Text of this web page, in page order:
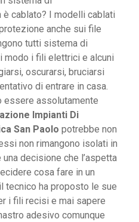
cablato? I modelli cablati
anche sui file
tutti sistema di
modo i fili elettrici e alcuni
oscurarsi, bruciarsi
di entrare in casa.
essere assolutamente
Impianti Di
San Paolo potrebbe non
non rimangono isolati in
decisione che l’aspetta
cosa fare in un
tecnico ha proposto le sue
i fili recisi e mai sapere
adesivo comunque